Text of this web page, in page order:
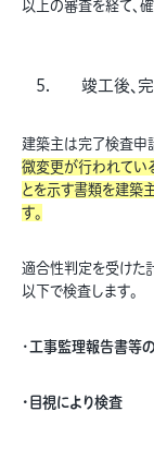
以上の審査を経て、
竣工後、
建築主は完了検査申
微変更が行われてい
とを示す書類を建築
す。
適合性判定を受けた
以下で検査します。
・工事監理報告書等
・目視により検査